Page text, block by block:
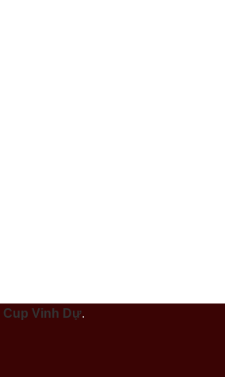
Cup Vinh Dự.